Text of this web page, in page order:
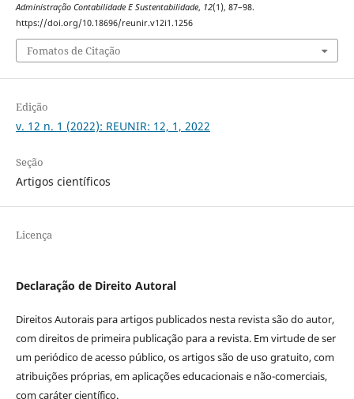
Administração Contabilidade E Sustentabilidade, 12(1), 87–98.
https://doi.org/10.18696/reunir.v12i1.1256
Fomatos de Citação
Edição
v. 12 n. 1 (2022): REUNIR: 12, 1, 2022
Seção
Artigos científicos
Licença
Declaração de Direito Autoral
Direitos Autorais para artigos publicados nesta revista são do autor,
com direitos de primeira publicação para a revista. Em virtude de ser
um periódico de acesso público, os artigos são de uso gratuito, com
atribuições próprias, em aplicações educacionais e não-comerciais,
com caráter científico.